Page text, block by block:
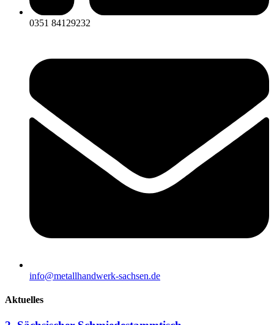
0351 84129232
info@metallhandwerk-sachsen.de
Aktuelles